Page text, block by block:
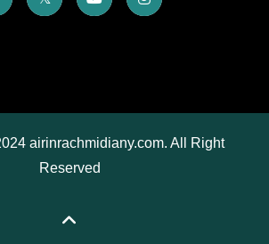
airinrachmidiany.com. All Right
Reserved